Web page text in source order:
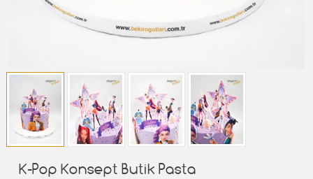
K-Pop Konsept Butik Pasta